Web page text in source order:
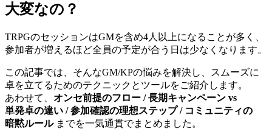
大変なの？
TRPGのセッションはGMを含め4人以上になる ことが多く、
参加者が増えるほど全員の予定が合う 日は少なくなります。
この記事では、 そんなGM/KPの悩みを解決し、
スムーズに
卓を立てるためのテクニックと ツールをご紹介します。
あわせて、 オンセ前提のフロー / 長期キャンペーン vs
単発卓の違い / 参加確認の理想ステップ / コミュニティの
暗黙ルールまでを一気通貫でまとめました。